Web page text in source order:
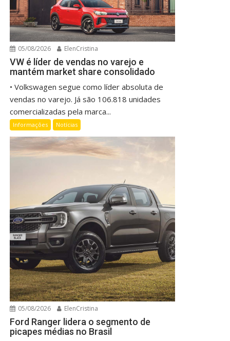
05/08/2026 ElenCristina
VW é líder de vendas no varejo e
mantém market share consolidado
• Volkswagen segue como líder absoluta de
vendas no varejo. Já são 106.818 unidades
comercializadas pela marca...
Informações Notícias
05/08/2026 ElenCristina
Ford Ranger lidera o segmento de
picapes médias no Brasil